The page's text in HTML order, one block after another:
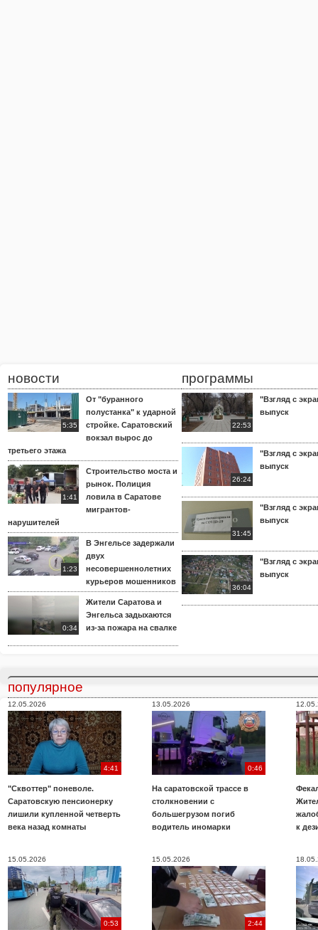
новости
5:35
От "буранного
полустанка" к ударной
стройке. Саратовский
вокзал вырос до
третьего этажа
1:41
Строительство моста и
рынок. Полиция
ловила в Саратове
мигрантов-
нарушителей
1:23
В Энгельсе задержали
двух
несовершеннолетних
курьеров мошенников
0:34
Жители Саратова и
Энгельса задыхаются
из-за пожара на свалке
программы
22:53
"Взгляд с
выпуск
26:24
"Взгляд с
выпуск
31:45
"Взгляд с
выпуск
36:04
"Взгляд с
выпуск
популярное
12.05.2026
4:41
"Сквоттер" поневоле.
Саратовскую пенсионерку
лишили купленной четверть
века назад комнаты
13.05.2026
0:46
На саратовской трассе в
столкновении с
большегрузом погиб
водитель иномарки
к
15.05.2026
0:53
15.05.2026
2:44